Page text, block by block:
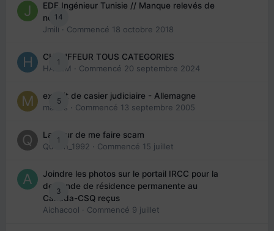
14
EDE Ingénieur Tunisie // Manque relevés de
note
Jmili · Commencé 18 octobre 2018
1
CHAUFFEUR TOUS CATEGORIES
HAZEM · Commencé 20 septembre 2024
5
extrait de casier judiciaire - Allemagne
maries · Commencé 13 septembre 2005
1
La peur de me faire scam
Queen_1992 · Commencé 15 juillet
3
Joindre les photos sur le portail IRCC pour la
demande de résidence permanente au
Canada-CSQ reçus
Aichacool · Commencé 9 juillet